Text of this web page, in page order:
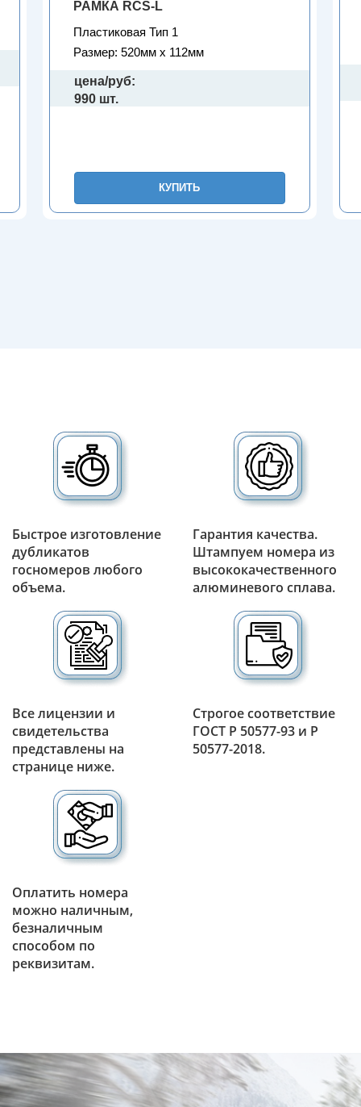
РАМКА RCS-L
Пластиковая Тип 1
Размер: 520мм х 112мм
цена/руб:
990 шт.
КУПИТЬ
Быстрое изготовление
дубликатов
госномеров любого
объема.
Гарантия качества.
Штампуем номера из
высококачественного
алюминевого сплава.
Все лицензии и
свидетельства
представлены на
странице ниже.
Строгое соответствие
ГОСТ Р 50577-93 и Р
50577-2018.
Оплатить номера
можно наличным,
безналичным
способом по
реквизитам.